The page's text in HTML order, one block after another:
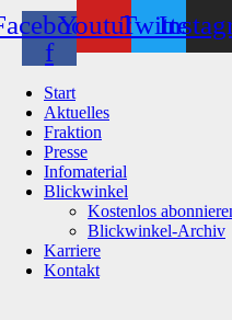
f
YoutubeTwitter
Start
Aktuelles
Fraktion
Presse
Infomaterial
Blickwinkel
Kostenlos
Blickwinkel-Archiv
Karriere
Kontakt